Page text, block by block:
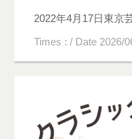
2022年4月17日東京
Times : / Date 2026/